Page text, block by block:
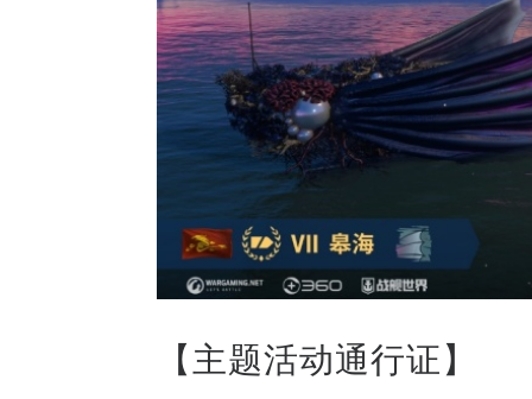
【主题活动通行证】